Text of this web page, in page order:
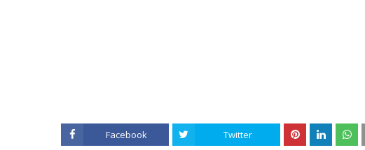
Facebook Twitter